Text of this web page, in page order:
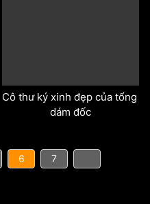
Cô thư ký xinh đẹp của tổng
dám đốc
6 7